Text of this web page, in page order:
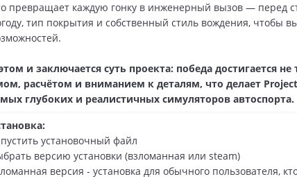
превращает каждую гонку в инженерный вызов — перед
тип покрытия и собственный стиль вождения, чтобы
и заключается суть проекта: победа достигается
расчётом и вниманием к деталям, что делает
глубоких и реалистичных симуляторов автоспорта.
установочный файл
версию установки (взломанная или steam)
версия - установка для обычного пользователя,